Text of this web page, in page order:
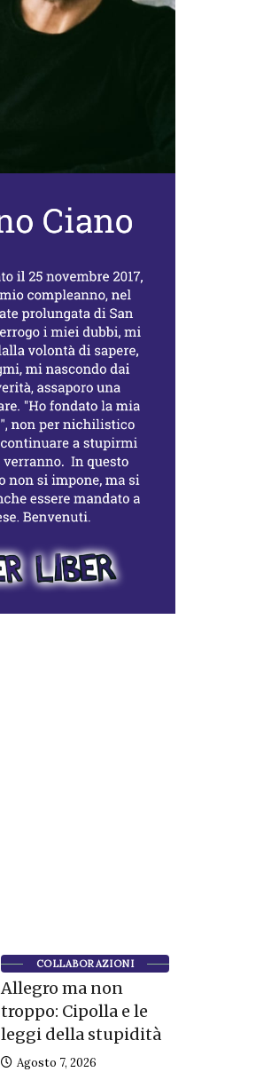
COLLABORAZIONI
Allegro ma non
troppo: Cipolla e le
leggi della stupidità
Agosto 7, 2026